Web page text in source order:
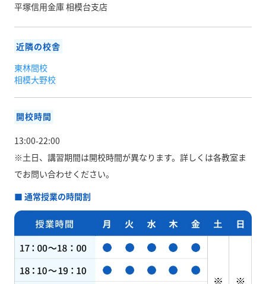
平塚信用金庫 相模台支店
近隣の校舎
東林間校
相模大野校
開校時間
13:00-22:00
※土日、講習期間は開校時間が異なります。 詳しくは各教室ま
でお問い合わせください。
■ 通常授業の時間割